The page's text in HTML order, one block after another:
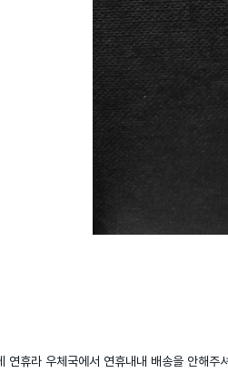
연휴라 우체국에서 연휴내내 배송을 안해주